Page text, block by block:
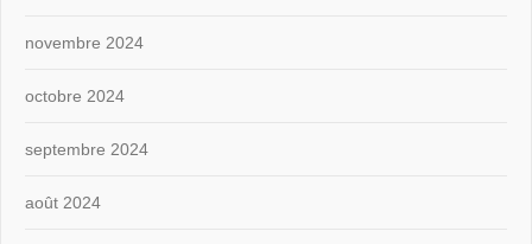
novembre 2024
octobre 2024
septembre 2024
août 2024